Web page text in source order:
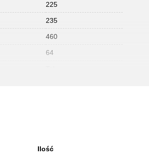
225
235
460
64
Ilość